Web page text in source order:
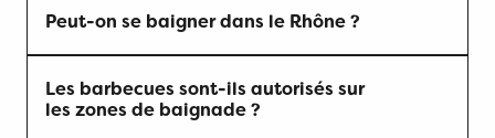
Peut-on se baigner dans le Rhône ?
Les barbecues sont-ils autorisés sur
les zones de baignade ?